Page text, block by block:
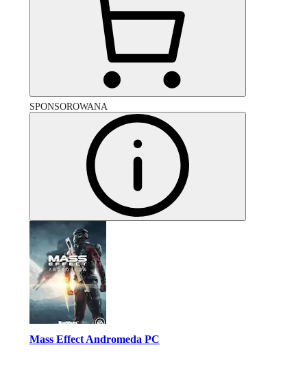
SPONSOROWANA
Mass Effect Andromeda PC